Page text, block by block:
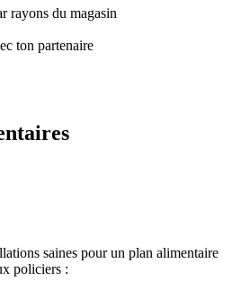
rayons du magasin
ton partenaire
saines pour un plan alimentaire
policiers :